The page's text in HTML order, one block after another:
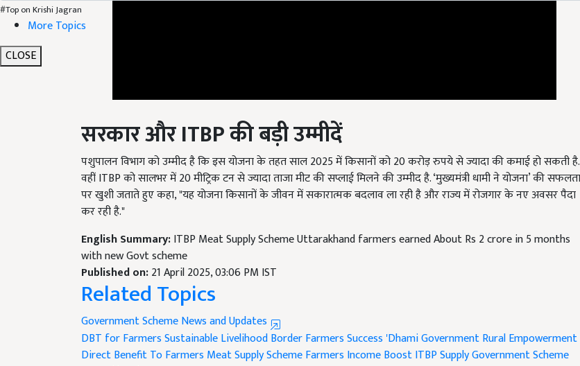
#Top on Krishi Jagran
More Topics
CLOSE
सरकार और ITBPकी बड़ी उम्मीदें
पशुपालन विभाग को उम्मीद है कि इस योजना के तहत साल 2025 में किसानों को 20 करोड़ रुपये से ज्यादा की कमाई हो सकती है.
वहीं ITBP को सालभर में 20 मीट्रिक टन से ज्यादा ताजा मीट की सप्लाई मिलने की उम्मीद है. ‘मुख्यमंत्री धामी ने योजना’ की सफलता
पर खुशी जताते हुए कहा, "यह योजना किसानों के जीवन में सकारात्मक बदलाव ला रही है और राज्य में रोजगार के नए अवसर पैदा
कर रही है."
with new Govt scheme
Published on:21 April 2025, 03:06 PM IST
Related Topics
Government Scheme News and Updates
DBT for FarmersSustainable Livelihood Border Farmers Success
Direct Benefit To FarmersMeat Supply SchemeFarmers Income BoostITBP SupplyGovernment Scheme
Uttarakhand Farmers